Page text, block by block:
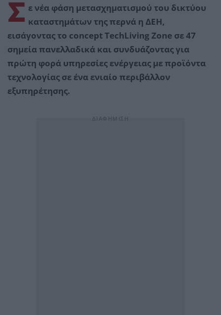
Σ ε νέα φάση μετασχηματισμού του δικτύου
καταστημάτων της περνά η ΔΕΗ,
εισάγοντας το concept TechLiving Zone σε 47
σημεία πανελλαδικά και συνδυάζοντας για
πρώτη φορά υπηρεσίες ενέργειας με προϊόντα
τεχνολογίας σε ένα ενιαίο περιβάλλον
εξυπηρέτησης.